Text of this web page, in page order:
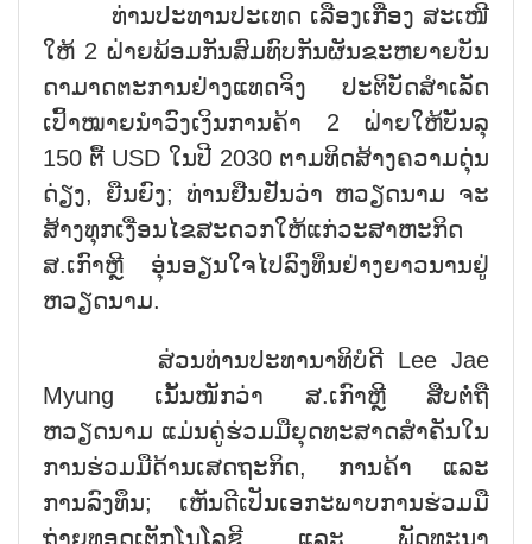
ທ່ານປະທານປະເທດ ເລືອງເກື່ອງ ສະເໜີ
ໃຫ້ 2 ຝ່າຍພ້ອມກັນສົມທົບກັນຜັນຂະຫຍາຍບັນ
ດາມາດຕະການຢ່າງແທດຈິງ ປະຕິບັດສຳເລັດ
ເປົ້າໝາຍນຳວົງເງິນການຄ້າ 2 ຝ່າຍໃຫ້ບັນລຸ
150 ຕື້ USD ໃນປີ 2030 ຕາມທິດສ້າງຄວາມດຸ່ນ
ດ່ຽງ, ຍືນຍົງ; ທ່ານຢືນຢັນວ່າ ຫວຽດນາມ ຈະ
ສ້າງທຸກເງື່ອນໄຂສະດວກໃຫ້ແກ່ວະສາຫະກິດ
ສ.ເກົາຫຼີ ອຸ່ນອຽນໃຈໄປລົງທຶນຢ່າງຍາວນານຢູ່
ຫວຽດນາມ.
ສ່ວນທ່ານປະທານາທິບໍດີ Lee Jae
Myung ເນັ້ນໜັກວ່າ ສ.ເກົາຫຼີ ສືບຕໍ່ຖື
ຫວຽດນາມ ແມ່ນຄູ່ຮ່ວມມືຍຸດທະສາດສຳຄັນໃນ
ການຮ່ວມມືດ້ານເສດຖະກິດ, ການຄ້າ ແລະ
ການລົງທຶນ; ເຫັນດີເປັນເອກະພາບການຮ່ວມມື
ຖ່າຍທອດເຕັກໂນໂລຊີ ແລະ ພັດທະນາ